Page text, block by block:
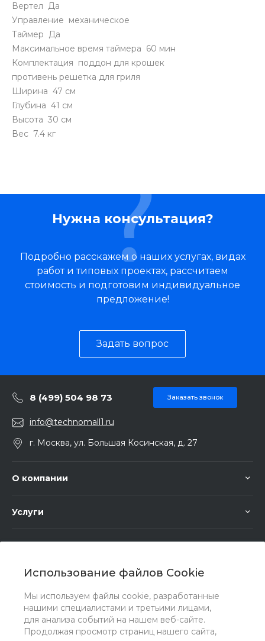
Использование файлов Cookie
Мы используем файлы cookie, разработанные
нашими специалистами и третьими лицами,
для анализа событий на нашем веб-сайте.
Продолжая просмотр страниц нашего сайта,
Вертел Да
Управление механическое
Таймер Да
Максимальное время таймера 60 мин
Комплектация поддон для крошек
противень решетка для гриля
Ширина 47 см
Глубина 41 см
Высота 30 см
Вес 7.4 кг
Нужна консультация?
Подробно расскажем о наших услугах, видах
работ и типовых проектах, рассчитаем
стоимость и подготовим индивидуальное
предложение!
Задать вопрос
8 (499) 504 98 73 Заказать звонок
info@technomall1.ru
г. Москва, ул. Большая Косинская, д. 27
О компании
Услуги
Мы в соц. сетях